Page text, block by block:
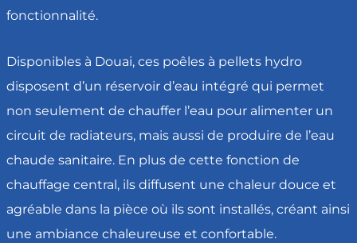
fonctionnalité.
Disponibles à Douai, ces poêles à pellets hydro
disposent d’un réservoir d’eau intégré qui permet
non seulement de chauffer l’eau pour alimenter un
circuit de radiateurs, mais aussi de produire de l’eau
chaude sanitaire. En plus de cette fonction de
chauffage central, ils diffusent une chaleur douce et
agréable dans la pièce où ils sont installés, créant ainsi
une ambiance chaleureuse et confortable.